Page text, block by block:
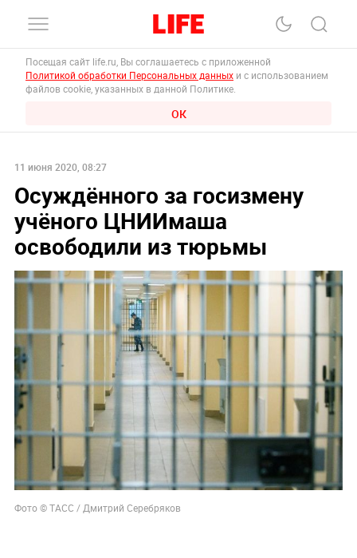
Посещая сайт life.ru, Вы соглашаетесь с приложенной
Политикой обработки Персональных данных и с использованием
файлов cookie, указанных в данной Политике.
ОК
11 июня 2020, 08:27
Осуждённого за госизмену
учёного ЦНИИмаша
освободили из тюрьмы
Фото © ТАСС / Дмитрий Серебряков